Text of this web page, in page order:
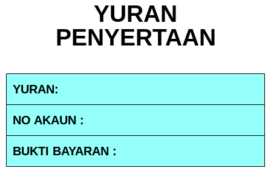
YURAN
PENYERTAAN
YURAN:
NO AKAUN :
BUKTI BAYARAN :